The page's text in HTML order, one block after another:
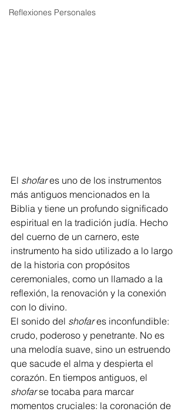
Reflexiones Personales
El shofar es uno de los instrumentos
más antiguos mencionados en la
Biblia y tiene un profundo significado
espiritual en la tradición judía. Hecho
del cuerno de un carnero, este
instrumento ha sido utilizado a lo largo
de la historia con propósitos
ceremoniales, como un llamado a la
reflexión, la renovación y la conexión
con lo divino.
El sonido del shofar es inconfundible:
crudo, poderoso y penetrante. No es
una melodía suave, sino un estruendo
que sacude el alma y despierta el
corazón. En tiempos antiguos, el
shofar se tocaba para marcar
momentos cruciales: la coronación de